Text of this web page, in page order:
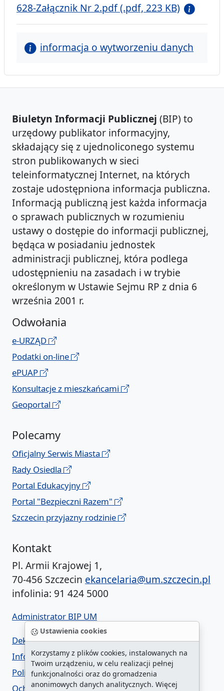
Ustawienia cookies
Korzystamy z plików cookies, instalowanych na
Twoim urządzeniu, w celu realizacji pełnej
funkcjonalności oraz do gromadzenia
anonimowych danych analitycznych. Więcej
628-Załącznik Nr 2.pdf (.pdf, 223 KB)
informacja o wytworzeniu danych
Biuletyn Informacji Publicznej (BIP) to
urzędowy publikator informacyjny,
składający się z ujednoliconego systemu
stron publikowanych w sieci
teleinformatycznej Internet, na których
zostaje udostępniona informacja publiczna.
Informacją publiczną jest każda informacja
o sprawach publicznych w rozumieniu
ustawy o dostępie do informacji publicznej,
będąca w posiadaniu jednostek
administracji publicznej, która podlega
udostępnieniu na zasadach i w trybie
określonym w Ustawie Sejmu RP z dnia 6
września 2001 r.
Odwołania
e-URZĄD
Podatki on-line
ePUAP
Konsultacje z mieszkańcami
Geoportal
Polecamy
Oficjalny Serwis Miasta
Rady Osiedla
Portal Edukacyjny
Portal "Bezpieczni Razem"
Szczecin przyjazny rodzinie
Kontakt
Pl. Armii Krajowej 1,
70-456 Szczecin ekancelaria@um.szczecin.pl
infolinia: 91 424 5000
Administrator BIP UM
Deklaracja dostępności
Informacja o urzędzie w ETR
Polityka prywatności
Ochrona danych osobowych